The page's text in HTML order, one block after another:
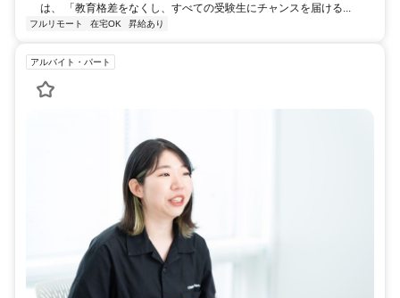
は、 「教育格差をなくし、すべての受験生にチャンスを届ける...
フルリモート 在宅OK 昇給あり
アルバイト・パート